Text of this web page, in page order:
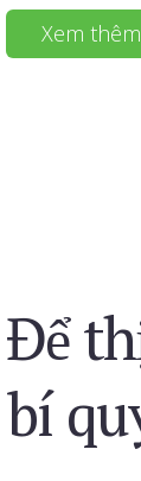
Xem thêm
Để
bí